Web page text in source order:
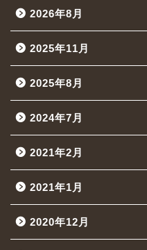
2026年8月
2025年11月
2025年8月
2024年7月
2021年2月
2021年1月
2020年12月